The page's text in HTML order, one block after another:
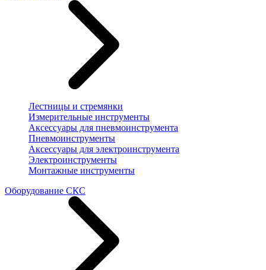
Лестницы и стремянки
Измерительные инструменты
Аксессуары для пневмоинструмента
Пневмоинструменты
Аксессуары для электроинструмента
Электроинструменты
Монтажные инструменты
Оборудование СКС